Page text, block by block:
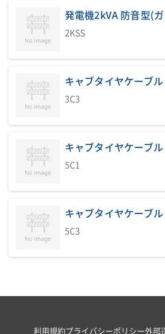
刃（販売品）の目安表になります。
発電機2kVA 防音型(
2KSS
キャブタイヤケーブ
3C3
キャブタイヤケーブ
5C1
キャブタイヤケーブ
5C3
利用規約プライバシーポリシー外部